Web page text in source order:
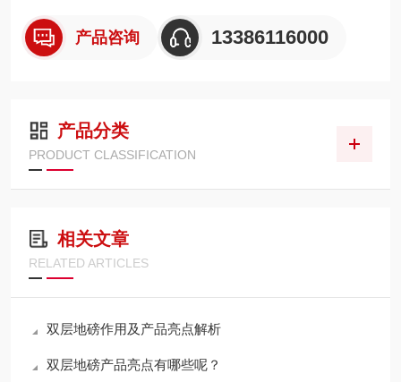
产品咨询 13386116000
产品分类
PRODUCT CLASSIFICATION
相关文章
RELATED ARTICLES
双层地磅作用及产品亮点解析
双层地磅产品亮点有哪些呢？